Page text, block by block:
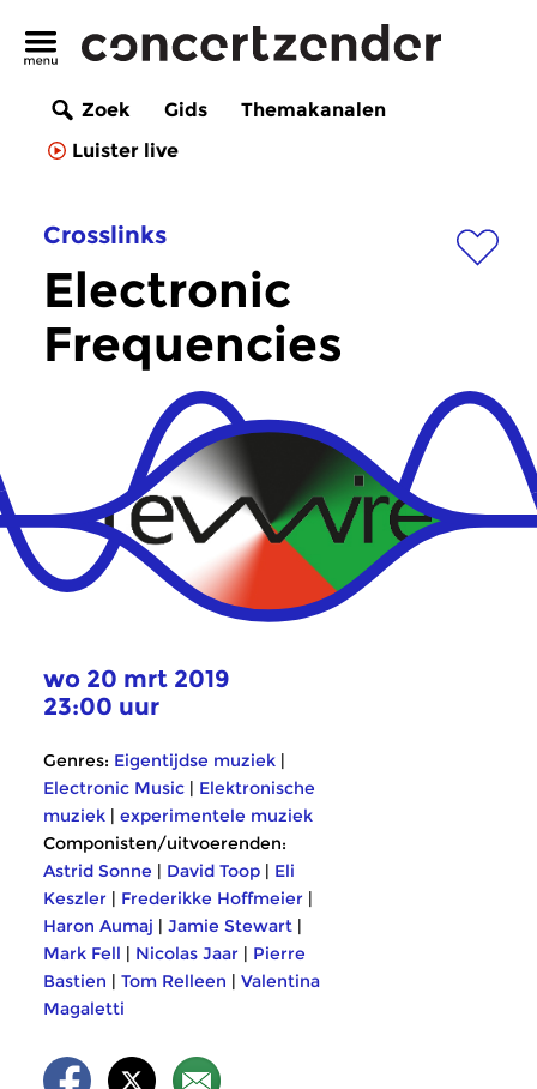
Zoek Gids
Themakanalen
Luister live
Crosslinks
Electronic
Frequencies
wo 20 mrt 2019
23:00 uur
Genres: Eigentijdse muziek |
Electronic Music | Elektronische
muziek | experimentele muziek
Componisten/uitvoerenden:
Astrid Sonne | David Toop | Eli
Keszler | Frederikke Hoffmeier |
Haron Aumaj | Jamie Stewart |
Mark Fell | Nicolas Jaar | Pierre
Bastien | Tom Relleen | Valentina
Magaletti